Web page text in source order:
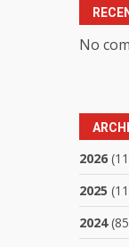
No
2026
2025
2024